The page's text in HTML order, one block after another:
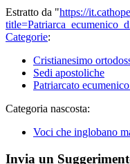
Estratto da "https://
Categorie:
Cristianesimo
Sedi apostoliche
Patriarcato
Categoria nascosta:
Voci che inglobano
Invia un